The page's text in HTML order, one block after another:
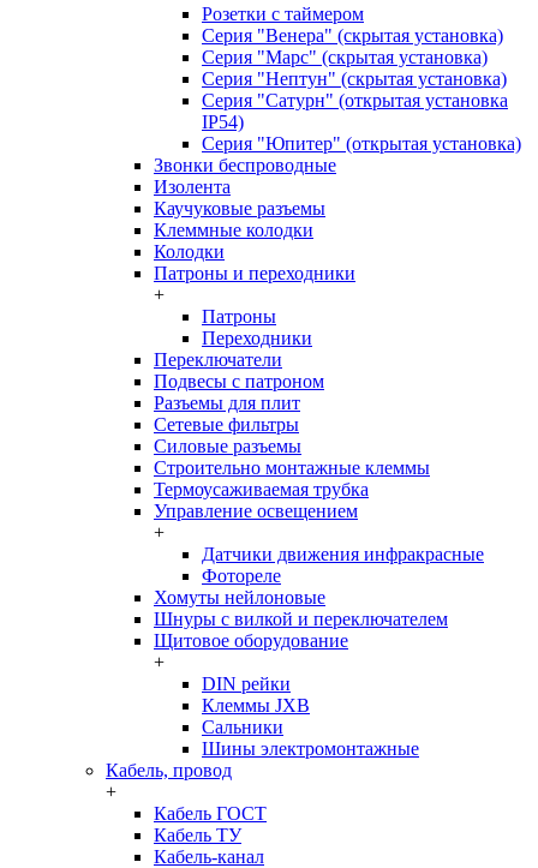
Розетки с таймером
Серия "Венера" (скрытая установка)
Серия "Марс" (скрытая установка)
Серия "Нептун" (скрытая установка)
Серия "Сатурн" (открытая установка
IP54)
Серия "Юпитер" (открытая установка)
Звонки беспроводные
Изолента
Каучуковые разъемы
Клеммные колодки
Колодки
Патроны и переходники
+
Патроны
Переходники
Переключатели
Подвесы с патроном
Разъемы для плит
Сетевые фильтры
Силовые разъемы
Строительно монтажные клеммы
Термоусаживаемая трубка
Управление освещением
+
Датчики движения инфракрасные
Фотореле
Хомуты нейлоновые
Шнуры с вилкой и переключателем
Щитовое оборудование
+
DIN рейки
Клеммы JXB
Сальники
Шины электромонтажные
Кабель, провод
+
Кабель ГОСТ
Кабель ТУ
Кабель-канал